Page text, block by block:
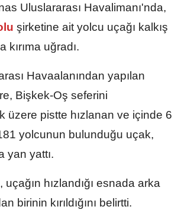
Uluslararası Havalimanı'nda,
şirketine ait yolcu uçağı kalkış
kırıma uğradı.
Havaalanından yapılan
Bişkek-Oş seferini
üzere pistte hızlanan ve içinde 6
yolcunun bulunduğu uçak,
yan yattı.
uçağın hızlandığı esnada arka
birinin kırıldığını belirtti.